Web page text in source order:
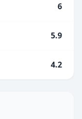
6
5.9
4.2